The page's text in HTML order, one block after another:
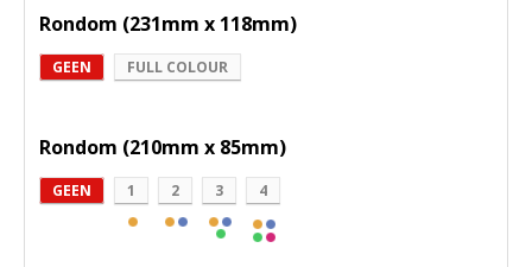
Rondom (231mm x 118mm)
GEEN FULL COLOUR
Rondom (210mm x 85mm)
GEEN 1 2 3 4